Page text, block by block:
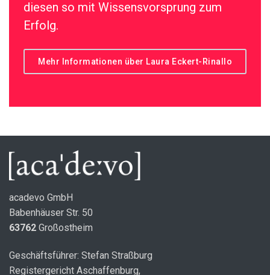
diesen so mit Wissensvorsprung zum
Erfolg.
Mehr Informationen über Laura Eckert-Rinallo
acadevo GmbH
Babenhäuser Str. 50
63762 Großostheim
Geschäftsführer: Stefan Straßburg
Registergericht Aschaffenburg,